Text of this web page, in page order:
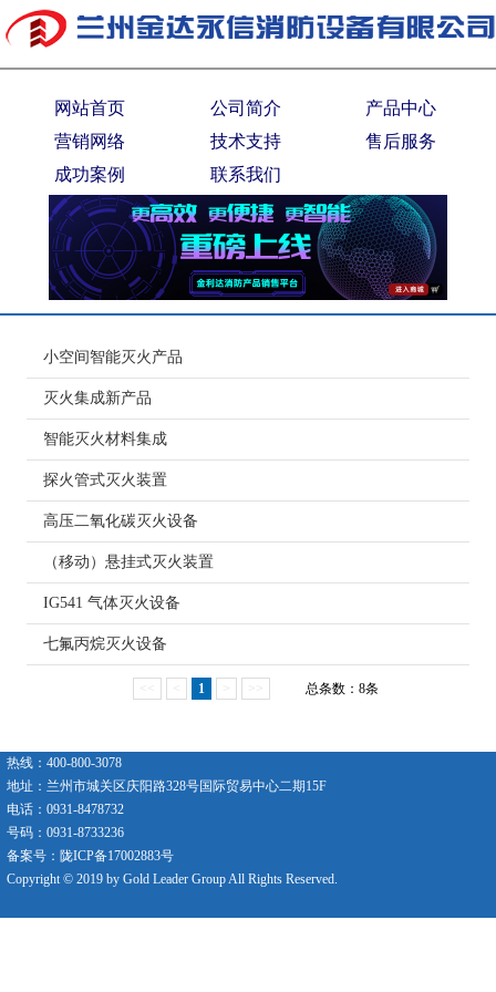
网站首页 公司简介
产品中心
营销网络
技术支持
售后服务
成功案例
联系我们
小空间智能灭火产品
灭火集成新产品
智能灭火材料集成
探火管式灭火装置
高压二氧化碳灭火设备
（移动）悬挂式灭火装置
IG541 气体灭火设备
七氟丙烷灭火设备
<< < 1 > >> 总条数：8条
热线：400-800-3078
地址：兰州市城关区庆阳路328号国际贸易中心二期15F
电话：0931-8478732
号码：0931-8733236
备案号：陇ICP备17002883号
Copyright © 2019 by Gold Leader Group All Rights Reserved.